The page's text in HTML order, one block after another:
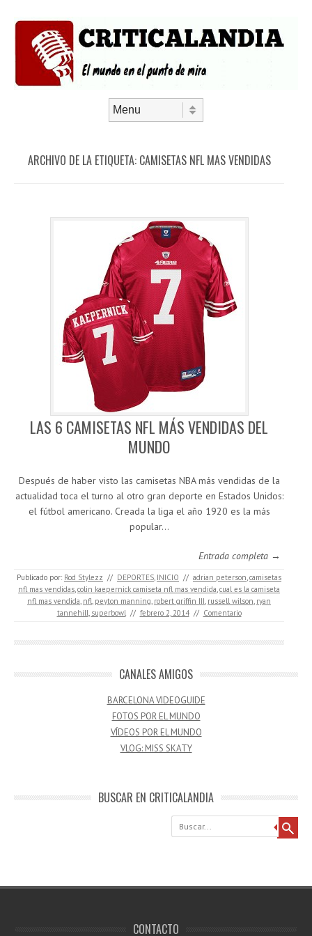
ARCHIVO DE LA ETIQUETA: CAMISETAS NFL MAS VENDIDAS
LAS 6 CAMISETAS NFL MÁS VENDIDAS DEL
MUNDO
Después de haber visto las camisetas NBA más vendidas de la
actualidad toca el turno al otro gran deporte en Estados Unidos:
el fútbol americano. Creada la liga el año 1920 es la más
popular…
Entrada completa →
Publicado por: Rod Stylezz // DEPORTES, INICIO // adrian peterson,camisetas
nfl mas vendidas,colin kaepernick camiseta nfl mas vendida,cual es la camiseta
nfl mas vendida, nfl, peyton manning, robert griffin III, russell wilson, ryan
tannehill, superbowl // febrero 2, 2014 // Comentario
CANALES AMIGOS
BARCELONA VIDEOGUIDE
FOTOS POR EL MUNDO
VÍDEOS POR EL MUNDO
VLOG: MISS SKATY
BUSCAR EN CRITICALANDIA
Buscar
CONTACTO